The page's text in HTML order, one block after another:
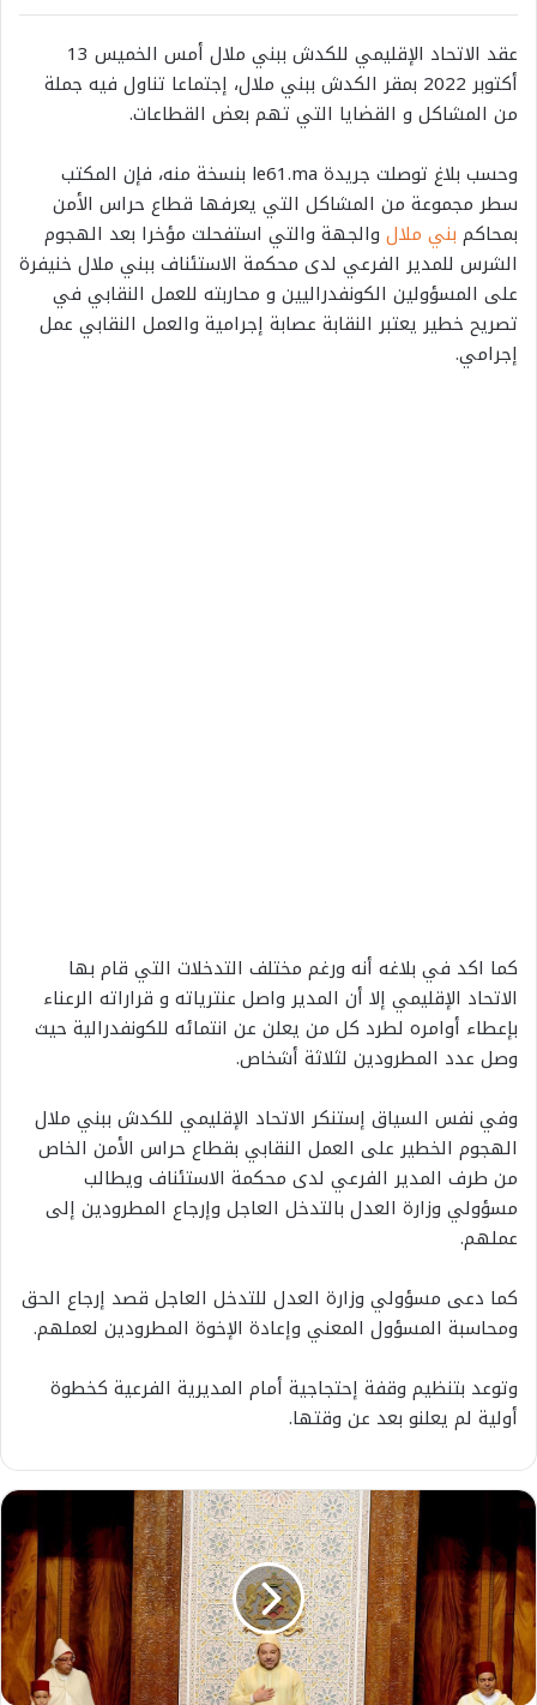
عقد الاتحاد الإقليمي للكدش ببني ملال أمس الخميس 13
أكتوبر 2022 بمقر الكدش ببني ملال، إجتماعا تناول فيه جملة
من المشاكل و القضايا التي تهم بعض القطاعات.
وحسب بلاغ توصلت جريدة le61.ma بنسخة منه، فإن المكتب
سطر مجموعة من المشاكل التي يعرفها قطاع حراس الأمن
بمحاكم بني ملال والجهة والتي استفحلت مؤخرا بعد الهجوم
الشرس للمدير الفرعي لدى محكمة الاستئناف ببني ملال خنيفرة
على المسؤولين الكونفدراليين و محاربته للعمل النقابي في
تصريح خطير يعتبر النقابة عصابة إجرامية والعمل النقابي عمل
إجرامي.
كما اكد في بلاغه أنه ورغم مختلف التدخلات التي قام بها
الاتحاد الإقليمي إلا أن المدير واصل عنترياته و قراراته الرعناء
بإعطاء أوامره لطرد كل من يعلن عن انتمائه للكونفدرالية حيث
وصل عدد المطرودين لثلاثة أشخاص.
وفي نفس السياق إستنكر الاتحاد الإقليمي للكدش ببني ملال
الهجوم الخطير على العمل النقابي بقطاع حراس الأمن الخاص
من طرف المدير الفرعي لدى محكمة الاستئناف ويطالب
مسؤولي وزارة العدل بالتدخل العاجل وإرجاع المطرودين إلى
عملهم.
كما دعى مسؤولي وزارة العدل للتدخل العاجل قصد إرجاع الحق
ومحاسبة المسؤول المعني وإعادة الإخوة المطرودين لعملهم.
وتوعد بتنظيم وقفة إحتجاجية أمام المديرية الفرعية كخطوة
أولية لم يعلنو بعد عن وقتها.
ا
م
ل
ك
م
ح
م